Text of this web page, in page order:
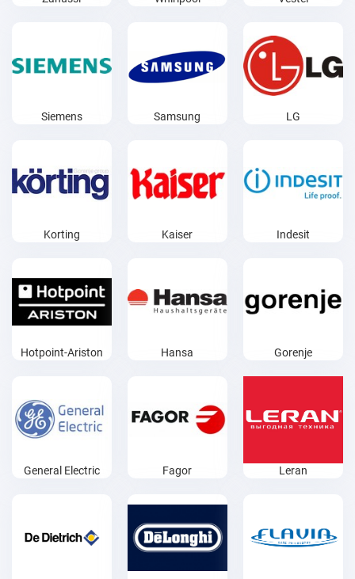
Siemens Samsung LG
Korting Kaiser Indesit
Hotpoint-Ariston Hansa Gorenje
General Electric Fagor Leran